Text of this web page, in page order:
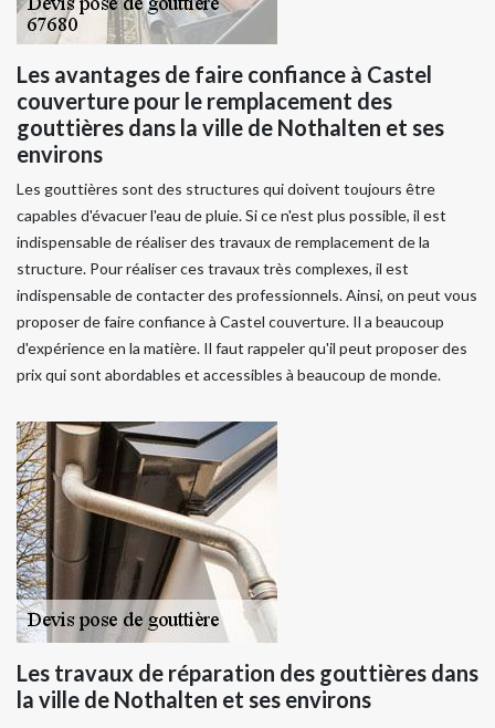
Les avantages de faire confiance à Castel
couverture pour le remplacement des
gouttières dans la ville de Nothalten et ses
environs
Les gouttières sont des structures qui doivent toujours être
capables d'évacuer l'eau de pluie. Si ce n'est plus possible, il est
indispensable de réaliser des travaux de remplacement de la
structure. Pour réaliser ces travaux très complexes, il est
indispensable de contacter des professionnels. Ainsi, on peut vous
proposer de faire confiance à Castel couverture. Il a beaucoup
d'expérience en la matière. Il faut rappeler qu'il peut proposer des
prix qui sont abordables et accessibles à beaucoup de monde.
Les travaux de réparation des gouttières dans
la ville de Nothalten et ses environs